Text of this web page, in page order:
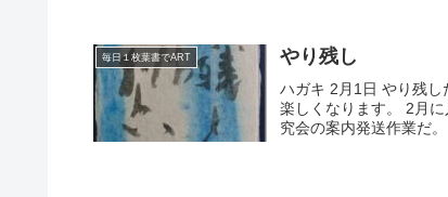
毎日１枚葉書でART やり残し
ハガキ 2月1日 やり残し
楽しくなります。 2月
究会の案内発送作業だ